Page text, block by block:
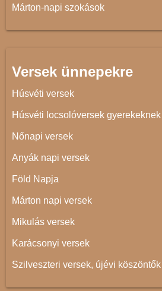
Márton-napi szokások
Versek ünnepekre
Húsvéti versek
Húsvéti locsolóversek gyerekeknek
Nőnapi versek
Anyák napi versek
Föld Napja
Márton napi versek
Mikulás versek
Karácsonyi versek
Szilveszteri versek, újévi köszöntők